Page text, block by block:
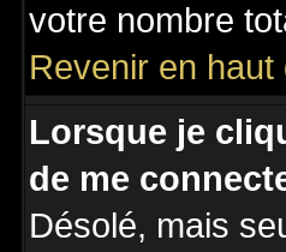
votre nombre
Revenir en haut
Lorsque je
de me
Désolé, mais